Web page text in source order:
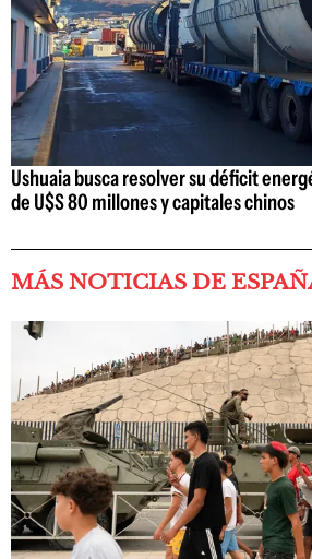
Ushuaia busca resolver su déficit
de U$S 80 millones y capitales chinos
MÁS NOTICIAS DE